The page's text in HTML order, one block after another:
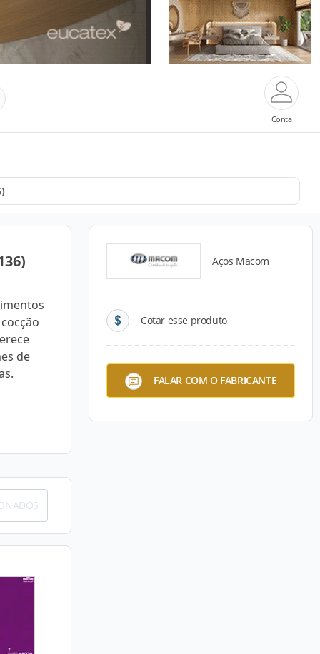
Conta
de
Aços Macom
Cotar esse produto
FALAR COM O FABRICANTE